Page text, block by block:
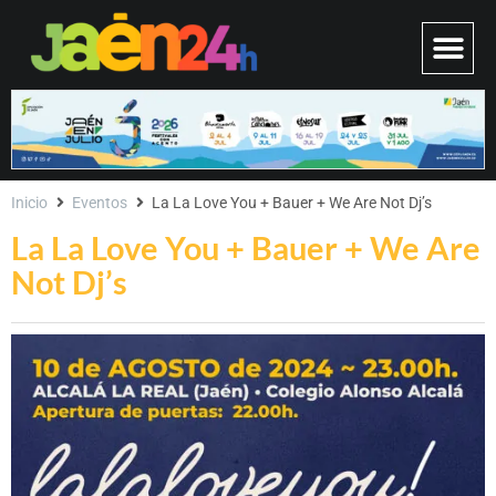
La La Love You + Bauer + We Are
Not Dj’s
Inicio Eventos La La Love You + Bauer + We Are Not Dj’s